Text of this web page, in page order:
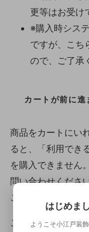
更等はお受け
※購入時シス
ですが、こち
ので、ご了承
カートが前に
商品をカートにい
ると、「利用でき
を購入できません
問い合わせくださ
ことがあります。
この場合は、同梱
はじめま
ようこそ小江戸装